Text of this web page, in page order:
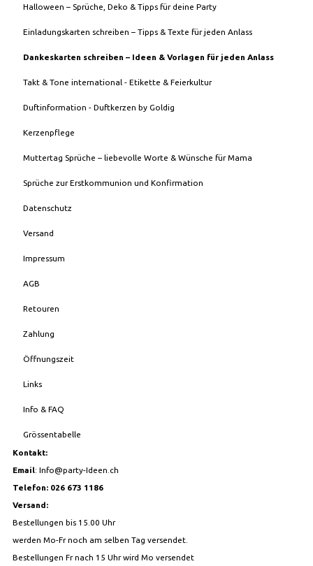
Halloween – Sprüche, Deko & Tipps für deine Party
Einladungskarten schreiben – Tipps & Texte für jeden Anlass
Dankeskarten schreiben – Ideen & Vorlagen für jeden Anlass
Takt & Tone international - Etikette & Feierkultur
Duftinformation - Duftkerzen by Goldig
Kerzenpflege
Muttertag Sprüche – liebevolle Worte & Wünsche für Mama
Sprüche zur Erstkommunion und Konfirmation
Datenschutz
Versand
Impressum
AGB
Retouren
Zahlung
Öffnungszeit
Links
Info & FAQ
Grössentabelle
Kontakt:
Email: Info@party-Ideen.ch
Telefon: 026 673 1186
Versand:
Bestellungen bis 15.00 Uhr
werden Mo-Fr noch am selben Tag versendet.
Bestellungen Fr nach 15 Uhr wird Mo versendet